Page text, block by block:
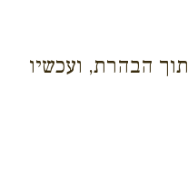
הבהרת, ועכשיו